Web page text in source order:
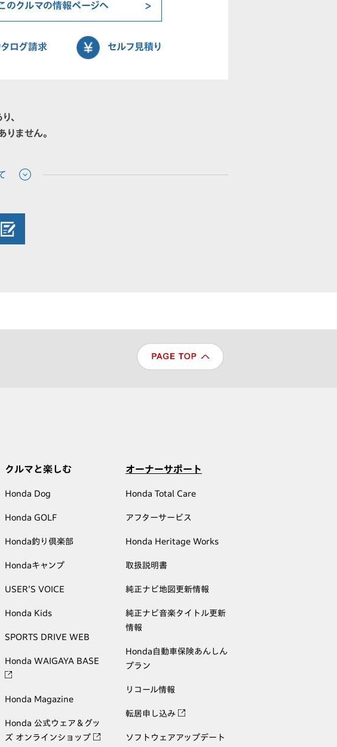
のクルマの情報ページへ
タログ請求 セルフ見積り
、
ません。
クルマと楽しむ
Honda Dog
Honda GOLF
Honda釣り倶楽部
Hondaキャンプ
USER'S VOICE
Honda Kids
SPORTS DRIVE WEB
Honda WAIGAYA BASE
Honda Magazine
Honda 公式ウェア＆グッ
ズ オンラインショップ
オーナーサポート
Honda Total Care
アフターサービス
Honda Heritage Works
取扱説明書
純正ナビ地図更新情報
純正ナビ音楽タイトル更新
情報
Honda自動車保険あんしん
プラン
リコール情報
転居申し込み
ソフトウェアアップデート